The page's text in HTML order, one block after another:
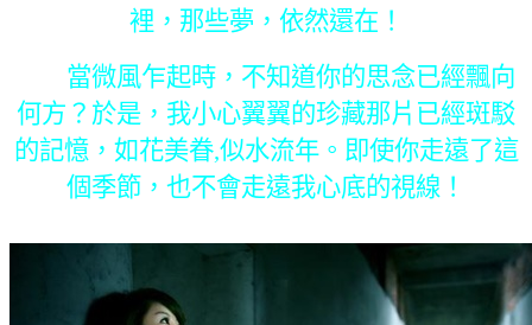
裡，那些夢，依然還在！
當微風乍起時，不知道你的思念已經飄向
何方？於是，我小心翼翼的珍藏那片已經斑駁
的記憶，如花美眷,似水流年。即使你走遠了這
個季節，也不會走遠我心底的視線！